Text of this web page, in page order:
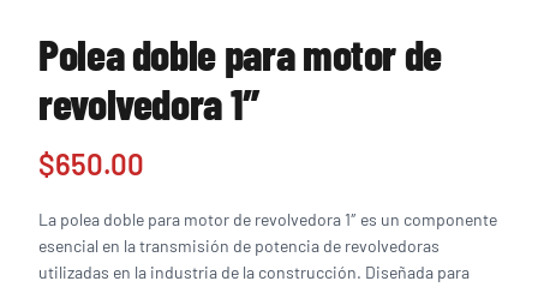
Polea doble para motor de
revolvedora 1″
$650.00
La polea doble para motor de revolvedora 1″ es un componente
esencial en la transmisión de potencia de revolvedoras
utilizadas en la industria de la construcción. Diseñada para